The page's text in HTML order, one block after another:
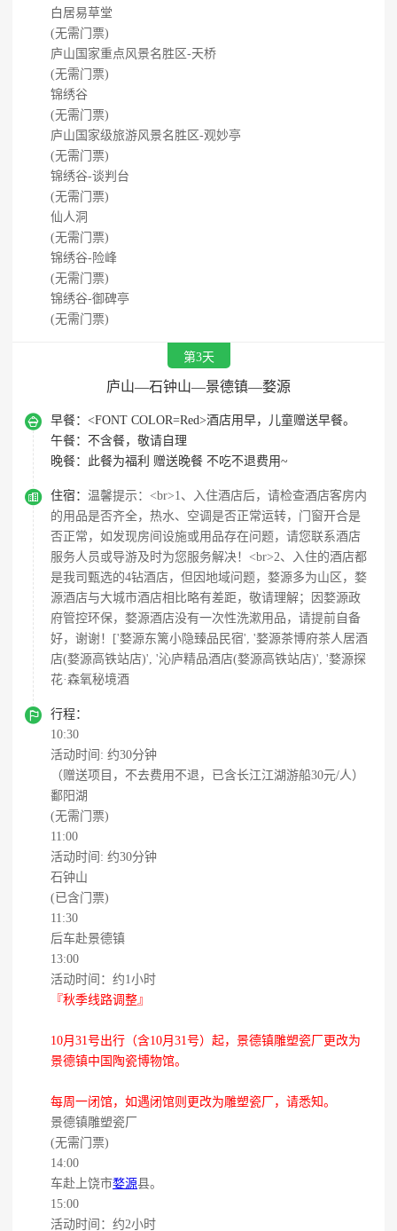
白居易草堂
(无需门票)
庐山国家重点风景名胜区-天桥
(无需门票)
锦绣谷
(无需门票)
庐山国家级旅游风景名胜区-观妙亭
(无需门票)
锦绣谷-谈判台
(无需门票)
仙人洞
(无需门票)
锦绣谷-险峰
(无需门票)
锦绣谷-御碑亭
(无需门票)
第3天
庐山—石钟山—景德镇—婺源
 早餐： <FONT COLOR=Red>酒店用早，儿童赠送早餐。
午餐： 不含餐，敬请自理
晚餐： 此餐为福利 赠送晚餐 不吃不退费用~
 住宿： 温馨提示：<br>1、入住酒店后，请检查酒店客房内
的用品是否齐全，热水、空调是否正常运转，门窗开合是
否正常，如发现房间设施或用品存在问题，请您联系酒店
服务人员或导游及时为您服务解决！<br>2、入住的酒店都
是我司甄选的4钻酒店，但因地域问题，婺源多为山区，婺
源酒店与大城市酒店相比略有差距，敬请理解；因婺源政
府管控环保，婺源酒店没有一次性洗漱用品，请提前自备
好，谢谢！['婺源东篱小隐臻品民宿', '婺源茶博府茶人居酒
店(婺源高铁站店)', '沁庐精品酒店(婺源高铁站店)', '婺源探
花·森氧秘境酒

行程：
10:30
活动时间: 约30分钟
（赠送项目，不去费用不退，已含长江江湖游船30元/人）
鄱阳湖
(无需门票)
11:00
活动时间: 约30分钟
石钟山
(已含门票)
11:30
后车赴景德镇
13:00
活动时间：约1小时
『秋季线路调整』
10月31号出行（含10月31号）起，景德镇雕塑瓷厂更改为
景德镇中国陶瓷博物馆。
每周一闭馆，如遇闭馆则更改为雕塑瓷厂，请悉知。
景德镇雕塑瓷厂
(无需门票)
14:00
车赴上饶市婺源县。
15:00
活动时间：约2小时